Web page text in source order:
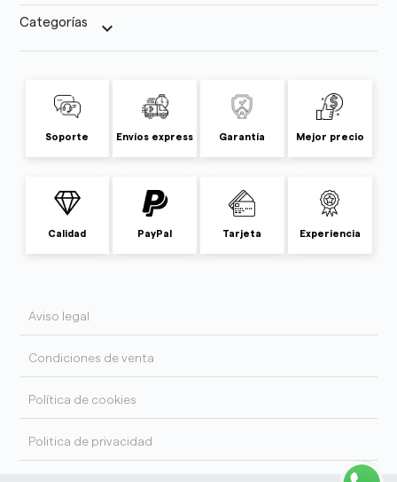
Categorías keyboard_arrow_down
Soporte Envíos express Garantía Mejor precio
Calidad PayPal Tarjeta Experiencia
Aviso legal
Condiciones de venta
Política de cookies
Politica de privacidad